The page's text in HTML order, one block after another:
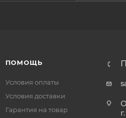
ПОМОЩЬ
Условия оплаты
Условия доставки
Гарантия на товар